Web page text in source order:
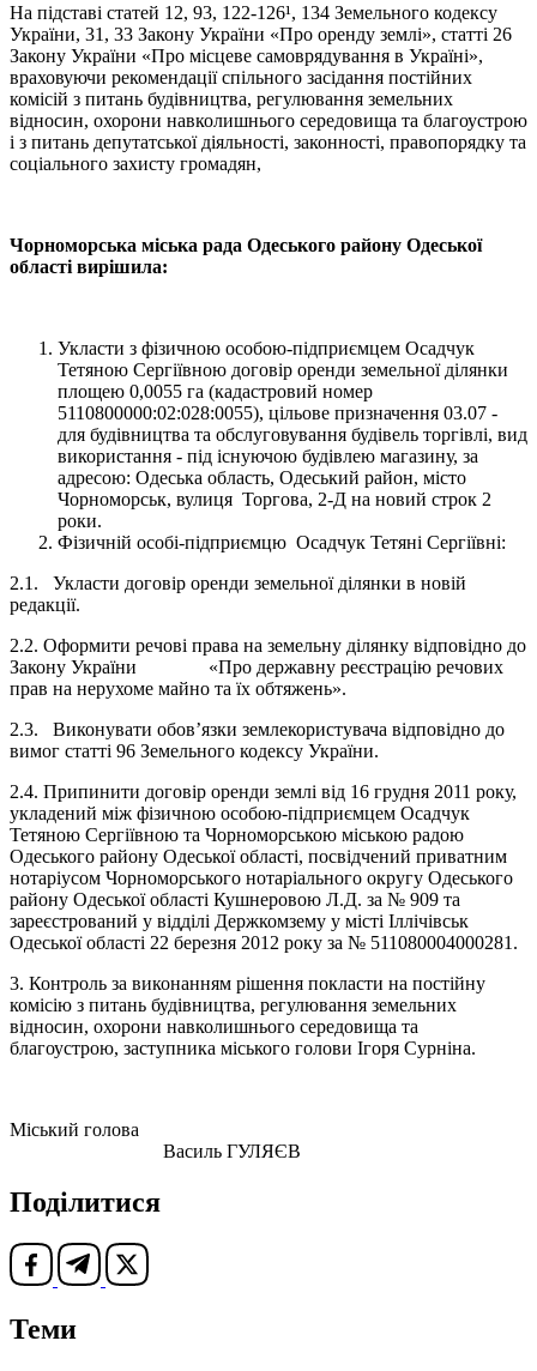
На підставі статей 12, 93, 122-126¹, 134 Земельного кодексу
України, 31, 33 Закону України «Про оренду землі», статті 26
Закону України «Про місцеве самоврядування в Україні»,
враховуючи рекомендації спільного засідання постійних
комісій з питань будівництва, регулювання земельних
відносин, охорони навколишнього середовища та благоустрою
і з питань депутатської діяльності, законності, правопорядку та
соціального захисту громадян,
Чорноморська міська рада Одеського району Одеської
області вирішила:
Укласти з фізичною особою-підприємцем Осадчук
Тетяною Сергіївною договір оренди земельної ділянки
площею 0,0055 га (кадастровий номер
5110800000:02:028:0055), цільове призначення 03.07 -
для будівництва та обслуговування будівель торгівлі, вид
використання - під існуючою будівлею магазину, за
адресою: Одеська область, Одеський район, місто
Чорноморськ, вулиця Торгова, 2-Д на новий строк 2
роки.
Фізичній особі-підприємцю Осадчук Тетяні Сергіївні:
2.1. Укласти договір оренди земельної ділянки в новій
редакції.
2.2. Оформити речові права на земельну ділянку відповідно до
Закону України «Про державну реєстрацію речових
прав на нерухоме майно та їх обтяжень».
2.3. Виконувати обов’язки землекористувача відповідно до
вимог статті 96 Земельного кодексу України.
2.4. Припинити договір оренди землі від 16 грудня 2011 року,
укладений між фізичною особою-підприємцем Осадчук
Тетяною Сергіївною та Чорноморською міською радою
Одеського району Одеської області, посвідчений приватним
нотаріусом Чорноморського нотаріального округу Одеського
району Одеської області Кушнеровою Л.Д. за № 909 та
зареєстрований у відділі Держкомзему у місті Іллічівськ
Одеської області 22 березня 2012 року за № 511080004000281.
3. Контроль за виконанням рішення покласти на постійну
комісію з питань будівництва, регулювання земельних
відносин, охорони навколишнього середовища та
благоустрою, заступника міського голови Ігоря Сурніна.
Міський голова
Василь ГУЛЯЄВ
Поділитися
Теми